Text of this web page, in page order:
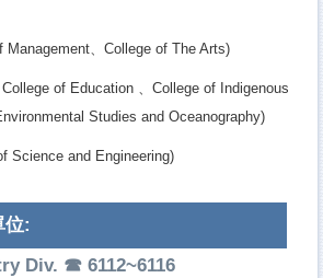
Management、College of The Arts)
of Education 、College of Indigenous
Studies and Oceanography)
Science and Engineering)
位:
Div. ☎ 6112~6116